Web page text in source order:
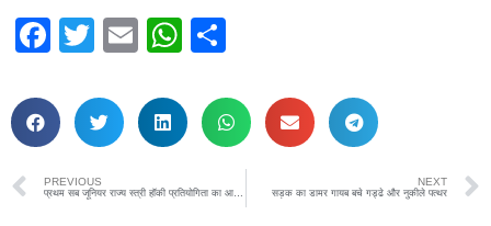
Facebook
Twitter
EmailWhatsApp
PREVIOUS
प्रथम सब जूनियर राज्य स्त्री हॉकी प्रतियोगिता का आयोजन दिनांक 22 से 24 अक्टूबर तक
NEXT
सड़क का डामर गायब बचे गड्ढे और नुकीले पत्थर